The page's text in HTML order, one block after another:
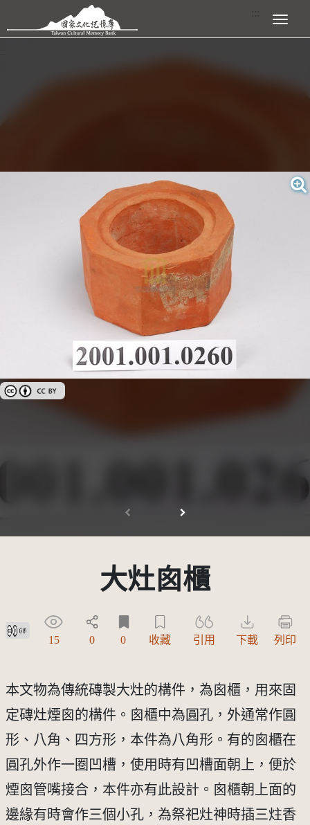
跳到主要內容區塊 展開選單
創用CC姓名標示 3.0 台灣及其後版本(CC BY 3.0 TW +)
大灶囪櫃
創用CC姓名標示 3.0 台灣及其後版本(CC BY 3.0 TW +)
15 0 0 收藏 引用 下載 列印
本文物為傳統磚製大灶的構件，為囪櫃，用來固
定磚灶煙囪的構件。囪櫃中為圓孔，外通常作圓
形、八角、四方形，本件為八角形。有的囪櫃在
圓孔外作一圈凹槽，使用時有凹槽面朝上，便於
煙囪管嘴接合，本件亦有此設計。囪櫃朝上面的
邊緣有時會作三個小孔，為祭祀灶神時插三炷香